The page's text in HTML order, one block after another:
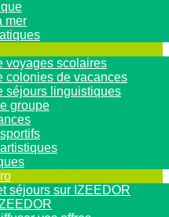
mer
voyages scolaires
colonies de vacances
séjours linguistiques
groupe
séjours sur IZEEDOR